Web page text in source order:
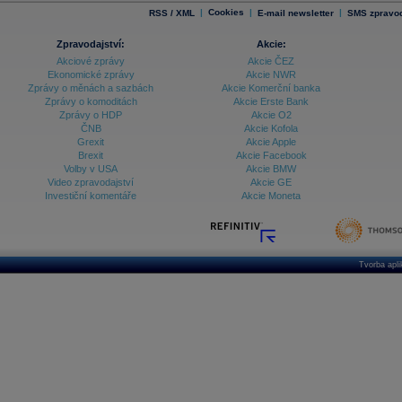
RSS / XML | Cookies | E-mail newsletter | SMS
Zpravodajství:
Akciové zprávy
Ekonomické zprávy
Zprávy o měnách a sazbách
Zprávy o komoditách
Zprávy o HDP
ČNB
Grexit
Brexit
Volby v USA
Video zpravodajství
Investiční komentáře
Akcie:
Akcie ČEZ
Akcie NWR
Akcie Komerční banka
Akcie Erste Bank
Akcie O2
Akcie Kofola
Akcie Apple
Akcie Facebook
Akcie BMW
Akcie GE
Akcie Moneta
Tvorba